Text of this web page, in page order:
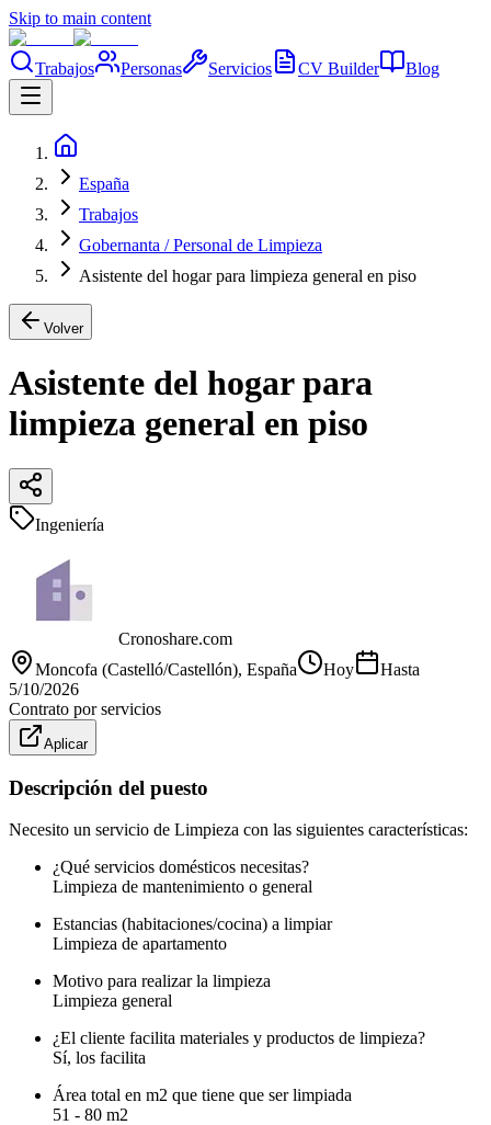
Skip to main content
Trabajos Personas Servicios CV Builder Blog
España
Trabajos
Gobernanta / Personal de Limpieza
Asistente del hogar para limpieza general en piso
Volver
Asistente del hogar para
limpieza general en piso
Ingeniería
Cronoshare.com
Moncofa (Castelló/Castellón), España Hoy
Hasta
5/10/2026
Contrato por servicios
Aplicar
Descripción del puesto
Necesito un servicio de Limpieza con las siguientes características:
¿Qué servicios domésticos necesitas?
Limpieza de mantenimiento o general
Estancias (habitaciones/cocina) a limpiar
Limpieza de apartamento
Motivo para realizar la limpieza
Limpieza general
¿El cliente facilita materiales y productos de limpieza?
Sí, los facilita
Área total en m2 que tiene que ser limpiada
51 - 80 m2